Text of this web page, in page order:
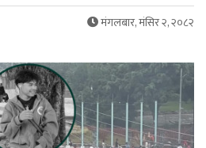
मंगलबार, मंसिर २, २०८२